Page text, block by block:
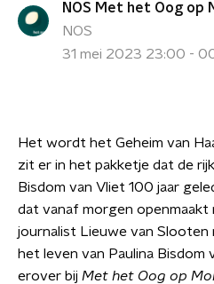
NOS Met het Oog op
NOS
31 mei 2023 23:00 -
Het wordt het Geheim van
zit er in het pakketje dat de
Bisdom van Vliet 100 jaar
dat vanaf morgen openmaakt
journalist Lieuwe van
het leven van Paulina Bisdom
erover bij Met het Oog op